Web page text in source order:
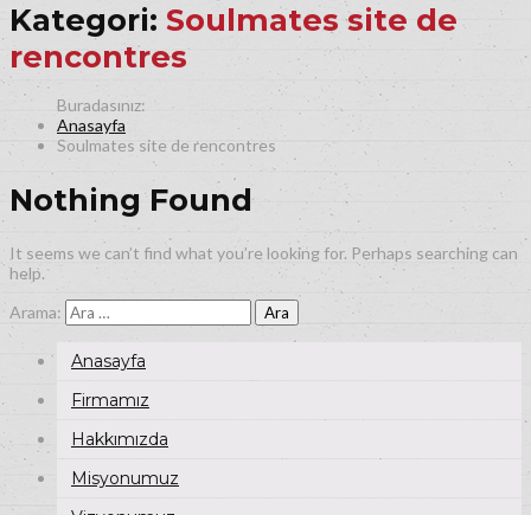
Kategori: Soulmates site de
rencontres
Anasayfa
Soulmates site de rencontres
Nothing Found
It seems we can’t find what you’re looking for. Perhaps searching can
help.
Arama:
Anasayfa
Firmamız
Hakkımızda
Misyonumuz